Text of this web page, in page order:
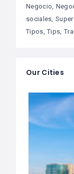
Negocio
sociales
Tipos Tips
Our Cities